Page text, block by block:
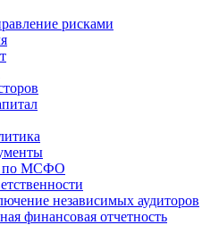
рисками
по МСФО
независимых аудиторов
финансовая отчетность